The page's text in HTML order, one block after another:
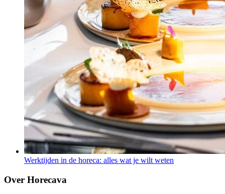
Werktijden in de horeca: alles wat je wilt weten
Over Horecava